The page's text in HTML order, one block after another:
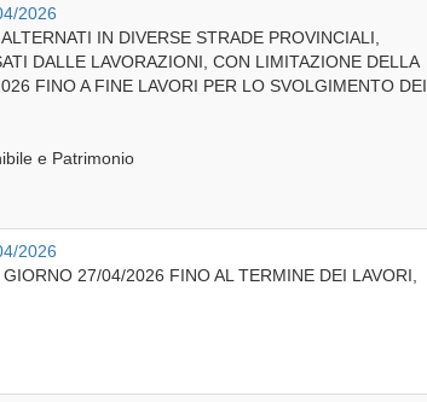
2026
IN DIVERSE STRADE PROVINCIALI,
DALLE LAVORAZIONI, CON LIMITAZIONE DELLA
FINO A FINE LAVORI PER LO SVOLGIMENTO DEI
e Patrimonio
2026
27/04/2026 FINO AL TERMINE DEI LAVORI,